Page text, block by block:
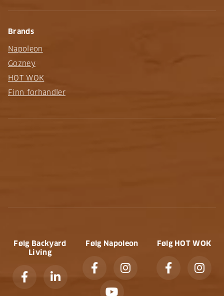
Brands
Napoleon
Gozney
HOT WOK
Finn forhandler
Følg Backyard
Living
Følg Napoleon Følg HOT WOK